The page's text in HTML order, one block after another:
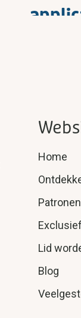
Home
Patronen
Lid
Blog